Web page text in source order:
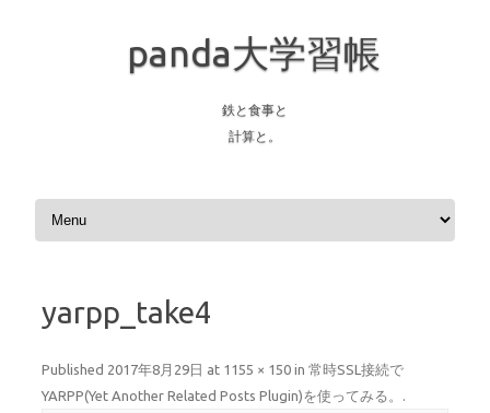
panda大学習帳
鉄と食事と
計算と。
Skip to content
yarpp_take4
Published 2017年8月29日 at 1155 × 150 in 常時SSL接続で
YARPP(Yet Another Related Posts Plugin)を使ってみる。 .